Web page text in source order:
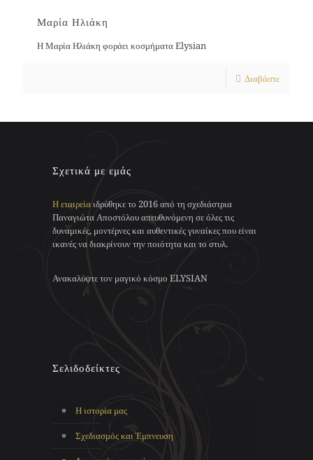
Μαρία Ηλιάκη
Η Μαρία Ηλιάκη φοράει κοσμήματα Elysian
Διαβάστε
Σχετικά με εμάς
Η εταιρείαιδρύθηκε το 2016 από τη σχεδιάστρια
Παναγιώτα Αποστόλου απευθυνόμενη σε όλες τις
δυναμικές, μοντέρνες και αυθεντικές γυναίκες που είναι
ικανές να διακρίνουν την ποιότητα και το στυλ.
Ανακαλύψτε τον μαγικό κόσμο ELYSIAN
Σελιδοδείκτες
Η ιστορία μας
Σχεδιασμός και Έμπνευση